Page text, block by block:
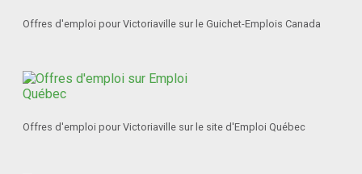
Offres d'emploi pour Victoriaville sur le Guichet-Emplois Canada
Offres d'emploi pour Victoriaville sur le site d'Emploi Québec